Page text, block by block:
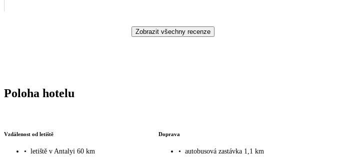
Zobrazit všechny recenze
Poloha hotelu
Vzdálenost od letiště
• letiště v Antalyi 60 km
Doprava
• autobusová zastávka 1,1 km